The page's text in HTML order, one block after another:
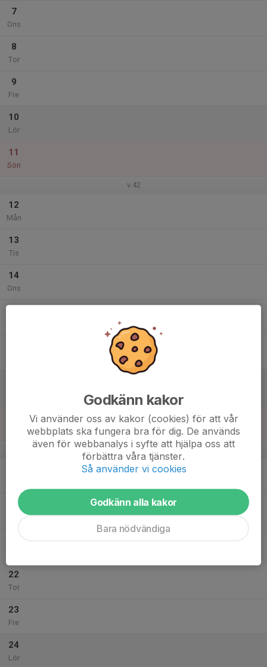
7
Ons
8
Tor
9
Fre
10
Lör
11
Sön
v.42
12
Mån
13
Tis
14
Ons
v.43
20
22
Tor
23
Fre
24
Lör
Godkänn kakor
Vi använder oss av kakor (cookies) för att vår
webbplats ska fungera bra för dig. De används
även för webbanalys i syfte att hjälpa oss att
förbättra våra tjänster.
Så använder vi cookies
Godkänn alla kakor
Bara nödvändiga